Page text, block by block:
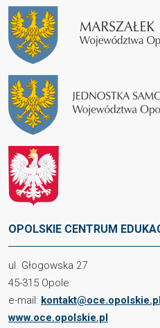
OPOLSKIE CENTRUM
ul. Głogowska 27
45-315 Opole
e-mail: kontakt@oce.opolskie.pl
www.oce.opolskie.pl